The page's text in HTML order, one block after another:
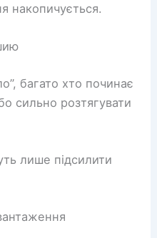
накопичується.
багато хто починає
сильно розтягувати
лише підсилити